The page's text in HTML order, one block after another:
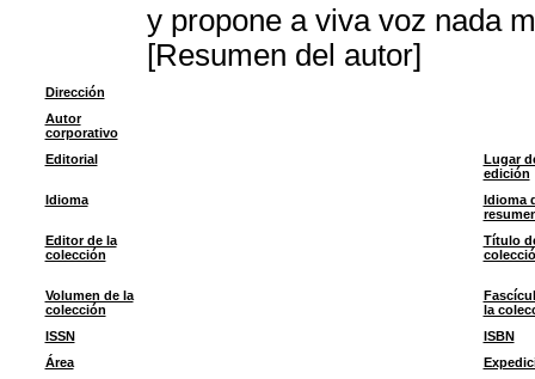
y propone a viva voz nada
[Resumen del autor]
Dirección
Autor
corporativo
Editorial
Lugar
edición
Idioma
Idioma
Editor de la
colección
Título
Volumen de la
colección
la
ISSN
ISBN
Área